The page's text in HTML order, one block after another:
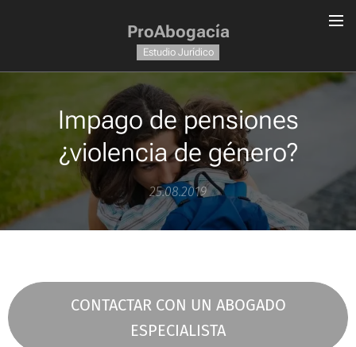
ProAbogacía
Estudio Jurídico
Impago de pensiones
¿violencia de género?
25.08.2019
CONTACTAR CON UN ABOGADO
ESPECIALISTA